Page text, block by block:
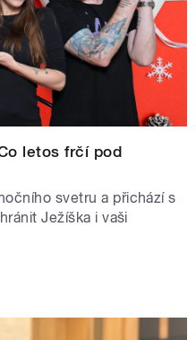
letos frčí pod
svetru a přichází s
Ježíška i vaši